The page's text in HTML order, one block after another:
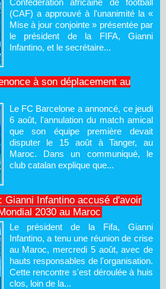
(CAF) a approuvé à l'unanimité la «
Mise à jour conjointe » présentée par
le président de la FIFA, Gianni
Infantino, et le secrétaire...
à son déplacement au
Le FC Barcelone a annoncé, ce jeudi
6 août, l'annulation du match amical
que son équipe première devait
disputer le 15 août à Tanger, au
Maroc. Dans un communiqué, le
club catalan explique que...
Gianni Infantino accusé d'avoir
2030 au Maroc
Le président de la Fifa, Gianni
Infantino, a tenu une réunion de crise
au Maroc, mercredi 5 août, avec de
hauts responsables de l'organisation.
Cette rencontre s'est déroulée à huis
clos, loin de la...